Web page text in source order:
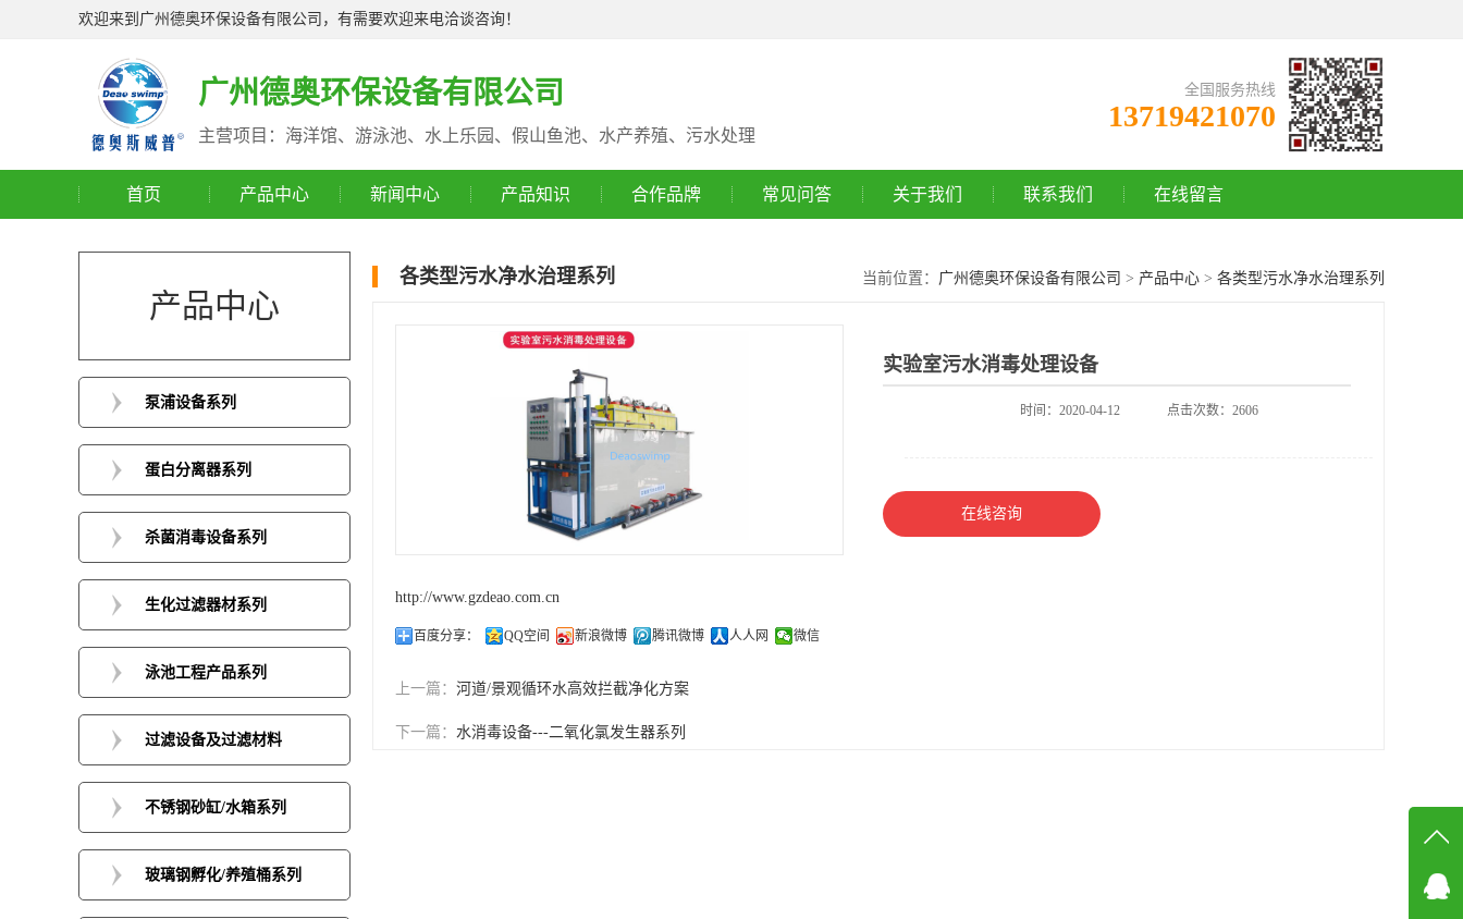
欢迎来到广州德奥环保设备有限公司，有需要欢迎来电洽谈咨询！
广州德奥环保设备有限公司
主营项目：海洋馆、游泳池、水上乐园、假山鱼池、水产养殖、污水处理
全国服务热线
13719421070
首页 产品中心 新闻中心 产品知识 合作品牌 常见问答 关于我们 联系我们 在线留言
产品中心
泵浦设备系列
蛋白分离器系列
杀菌消毒设备系列
生化过滤器材系列
泳池工程产品系列
过滤设备及过滤材料
不锈钢砂缸/水箱系列
玻璃钢孵化/养殖桶系列
各类型污水净水治理系列 当前位置： 广州德奥环保设备有限公司 > 产品中心 > 各类型污水净水治理系列
实验室污水消毒处理设备
时间：2020-04-12 点击次数：2606
在线咨询
http://www.gzdeao.com.cn
百度分享： QQ空间 新浪微博 腾讯微博 人人网 微信
上一篇： 河道/景观循环水高效拦截净化方案
下一篇： 水消毒设备---二氧化氯发生器系列
在线